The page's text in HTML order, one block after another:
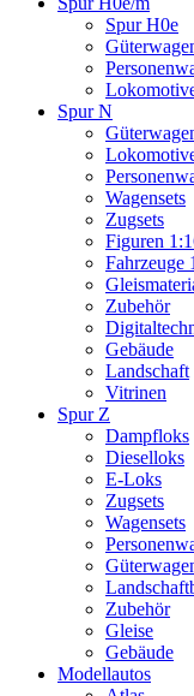
Spur H0e
Spur N
Wagensets
Zugsets
Figuren
Fahrzeuge
Zubehör
Gebäude
Landschaft
Vitrinen
Spur Z
Dampfloks
Dieselloks
E-Loks
Zugsets
Wagensets
Zubehör
Gleise
Gebäude
Modellautos